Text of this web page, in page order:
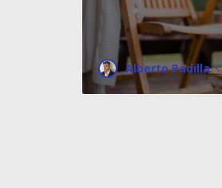
Alberto Padilla ·